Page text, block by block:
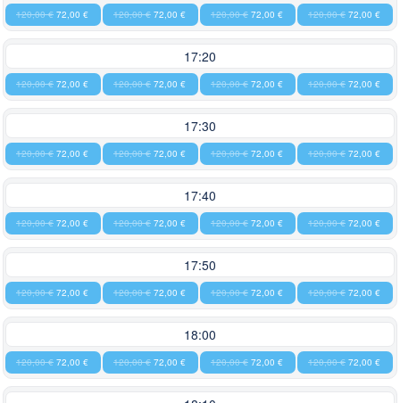
120,00 € 72,00 € 120,00 € 72,00 € 120,00 € 72,00 € 120,00 € 72,00 €
17:20
120,00 € 72,00 € 120,00 € 72,00 € 120,00 € 72,00 € 120,00 € 72,00 €
17:30
120,00 € 72,00 € 120,00 € 72,00 € 120,00 € 72,00 € 120,00 € 72,00 €
17:40
120,00 € 72,00 € 120,00 € 72,00 € 120,00 € 72,00 € 120,00 € 72,00 €
17:50
120,00 € 72,00 € 120,00 € 72,00 € 120,00 € 72,00 € 120,00 € 72,00 €
18:00
120,00 € 72,00 € 120,00 € 72,00 € 120,00 € 72,00 € 120,00 € 72,00 €